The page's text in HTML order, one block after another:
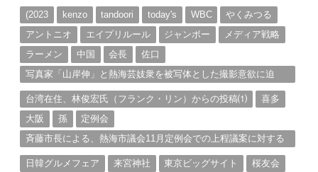
ブ(2023 kenzo tandoori today's WBC
やくみつる
アントニオ
エイプリルール ジャンボー
メディア戦略
ラーメン
中国 会長
佐口
写真家「山岸伸」と熱海芸妓衆を被写体とした撮影意欲に迫
台湾在住、林俊宏氏（フランク・リン）からの投稿⑴
喜多
大阪
孫
定例会
斉藤市長による、熱海市議会11月定例会での上程議案に対する
日韓グルメフェア
来宮神社 東京ビッグサイト
桜友会